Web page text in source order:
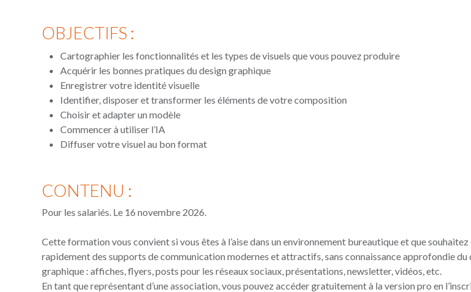
OBJECTIFS :
Cartographier les fonctionnalités et les types de visuels que vous pouvez produire
Acquérir les bonnes pratiques du design graphique
Enregistrer votre identité visuelle
Identifier, disposer et transformer les éléments de votre composition
Choisir et adapter un modèle
Commencer à utiliser l’IA
Diffuser votre visuel au bon format
CONTENU :
Pour les salariés. Le 16 novembre 2026.
Cette formation vous convient si vous êtes à l’aise dans un environnement bureautique et que
rapidement des supports de communication modernes et attractifs, sans connaissance approfondie du
graphique : affiches, flyers, posts pour les réseaux sociaux, présentations, newsletter, vidéos, etc.
En tant que représentant d’une association, vous pouvez accéder gratuitement à la version pro en